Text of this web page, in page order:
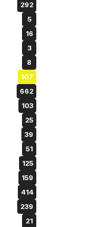
292
5
16
3
8
107
662
103
25
39
51
125
159
414
239
21